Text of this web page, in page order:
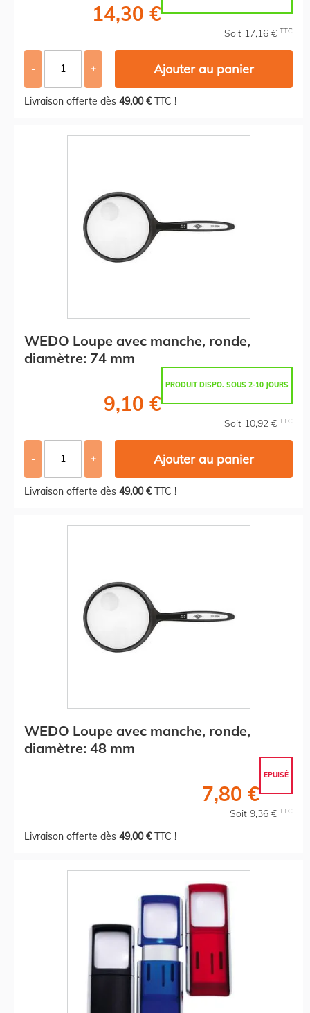
14,30 €
Soit 17,16 € TTC
- + Ajouter au panier
Livraison offerte dès 49,00 €TTC !
WEDO Loupe avec manche, ronde,
diamètre: 74 mm
PRODUIT DISPO. SOUS 2-10 JOURS
9,10 €
Soit 10,92 € TTC
- + Ajouter au panier
Livraison offerte dès 49,00 €TTC !
WEDO Loupe avec manche, ronde,
diamètre: 48 mm
EPUISÉ
7,80 €
Soit 9,36 € TTC
Livraison offerte dès 49,00 €TTC !